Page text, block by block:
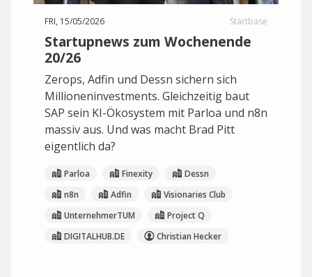
FRI, 15/05/2026 Startbase
Startupnews zum Wochenende
20/26
Zerops, Adfin und Dessn sichern sich
Millioneninvestments. Gleichzeitig baut
SAP sein KI-Ökosystem mit Parloa und n8n
massiv aus. Und was macht Brad Pitt
eigentlich da?
Parloa Finexity
Dessn
n8n
Adfin
Visionaries Club
UnternehmerTUM
Project Q
DIGITALHUB.DE
Christian Hecker